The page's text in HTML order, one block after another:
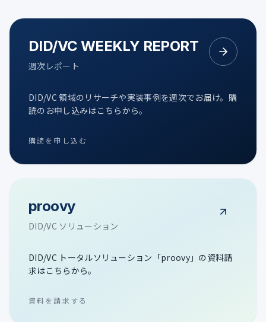
DID/VC WEEKLY REPORT
週次レポート
DID/VC 領域のリサーチや実装事例を週次でお届け。購
読のお申し込みはこちらから。
購読を申し込む
proovy
DID/VC ソリューション
DID/VC トータルソリューション「proovy」の資料請
求はこちらから。
資料を請求する